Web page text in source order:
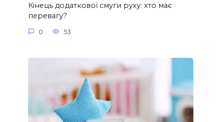
Кінець додаткової смуги руху: хто має
перевагу?
0 53